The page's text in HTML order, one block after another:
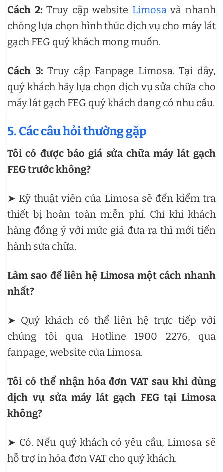
Cách 2: Truy cập website Limosavà nhanh
chóng lựa chọn hình thức dịch vụ cho máy lát
gạch FEG quý khách mong muốn.
Cách 3: Truy cập Fanpage Limosa. Tại đây,
quý khách hãy lựa chọn dịch vụ sửa chữa cho
máy lát gạch FEG quý khách đang có nhu cầu.
5. Các câu hỏi thường gặp
Tôi có được báo giá sửa chữa máy lát gạch
FEG trước không?
➤ Kỹ thuật viên của Limosa sẽ đến kiểm tra
thiết bị hoàn toàn miễn phí. Chỉ khi khách
hàng đồng ý với mức giá đưa ra thì mới tiến
hành sửa chữa.
Làm sao để liên hệ Limosa một cách nhanh
nhất?
➤ Quý khách có thể liên hệ trực tiếp với
chúng tôi qua Hotline 1900 2276, qua
fanpage, website của Limosa.
Tôi có thể nhận hóa đơn VAT sau khi dùng
dịch vụ sửa máy lát gạch FEG tại Limosa
không?
➤ Có. Nếu quý khách có yêu cầu, Limosa sẽ
hỗ trợ in hóa đơn VAT cho quý khách.